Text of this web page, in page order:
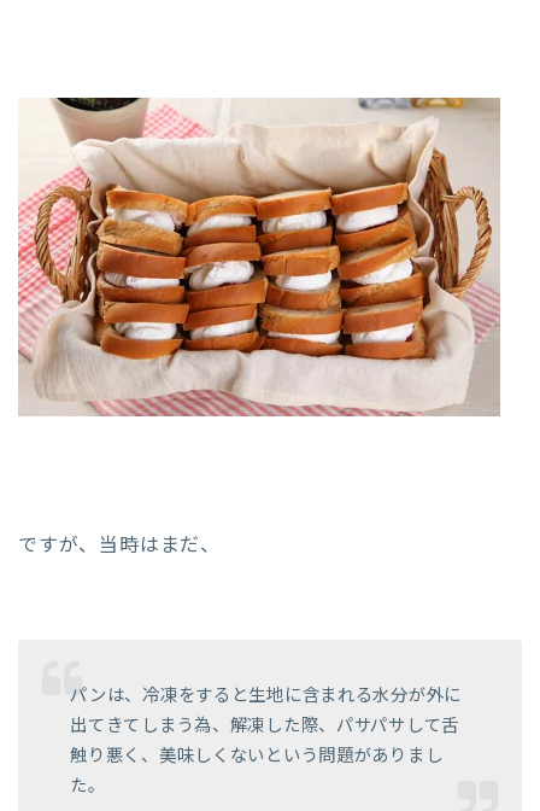
ですが、当時はまだ、
パンは、冷凍をすると生地に含まれる水分が外に
出てきてしまう為、解凍した際、パサパサして舌
触り悪く、美味しくないという問題がありまし
た。